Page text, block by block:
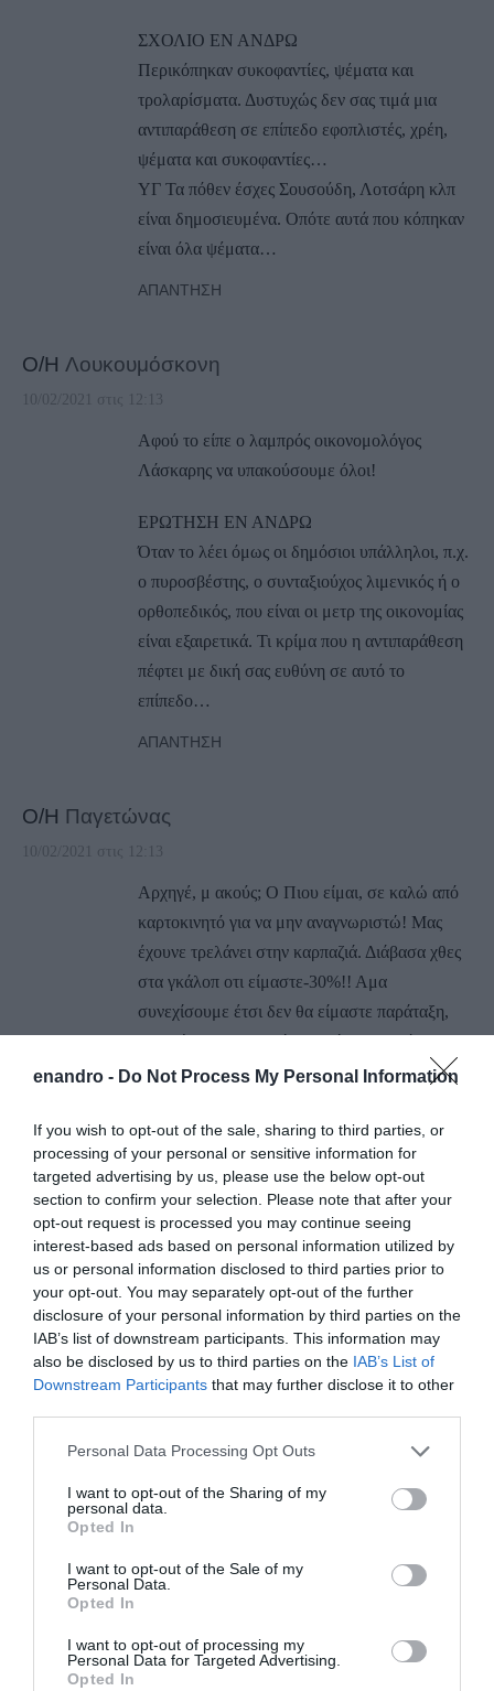
enandro - Do Not Process My Personal Information
If you wish to opt-out of the sale, sharing to third parties, or
processing of your personal or sensitive information for
targeted advertising by us, please use the below opt-out
section to confirm your selection. Please note that after your
opt-out request is processed you may continue seeing
interest-based ads based on personal information utilized by
us or personal information disclosed to third parties prior to
your opt-out. You may separately opt-out of the further
disclosure of your personal information by third parties on the
IAB’s list of downstream participants. This information may
also be disclosed by us to third parties on the IAB’s List of
Downstream Participants that may further disclose it to other
Please note that this website/app uses one or more Google
not limited to your visit or usage behaviour. You may click to
grant or deny consent to Google and its third-party tags to
use your data for below specified purposes in below Google
consent section.
Personal Data Processing Opt Outs
I want to opt-out of the Sharing of my
personal data.
Opted In
I want to opt-out of the Sale of my
Personal Data.
Opted In
I want to opt-out of processing my
Personal Data for Targeted Advertising.
Opted In
ΣΧΟΛΙΟ ΕΝ ΑΝΔΡΩ
Περικόπηκαν συκοφαντίες, ψέματα και
τρολαρίσματα. Δυστυχώς δεν σας τιμά μια
αντιπαράθεση σε επίπεδο εφοπλιστές, χρέη,
ψέματα και συκοφαντίες…
ΥΓ Τα πόθεν έσχες Σουσούδη, Λοτσάρη κλπ
είναι δημοσιευμένα. Οπότε αυτά που κόπηκαν
είναι όλα ψέματα…
ΑΠΆΝΤΗΣΗ
Ο/Η Λουκουμόσκονη
10/02/2021 στις 12:13
Αφού το είπε ο λαμπρός οικονομολόγος
Λάσκαρης να υπακούσουμε όλοι!
ΕΡΩΤΗΣΗ ΕΝ ΑΝΔΡΩ
Όταν το λέει όμως οι δημόσιοι υπάλληλοι, π.χ.
ο πυροσβέστης, ο συνταξιούχος λιμενικός ή ο
ορθοπεδικός, που είναι οι μετρ της οικονομίας
είναι εξαιρετικά. Τι κρίμα που η αντιπαράθεση
πέφτει με δική σας ευθύνη σε αυτό το
επίπεδο…
ΑΠΆΝΤΗΣΗ
Ο/Η Παγετώνας
10/02/2021 στις 12:13
Αρχηγέ, μ ακούς; Ο Πιου είμαι, σε καλώ από
καρτοκινητό για να μην αναγνωριστώ! Μας
έχουνε τρελάνει στην καρπαζιά. Διάβασα χθες
στα γκάλοπ οτι είμαστε-30%!! Αμα
συνεχίσουμε έτσι δεν θα είμαστε παράταξη,
μείον…..
δεν ψηφίσανε τον προϋπολογισμό του 2016
και διάβασα και αυτά που τους έγραψες!! Τους
τελείωσες!!
Μόνο ξέχασες οτι και οι δικοί μας δεν
ψηφίσανε τον ισολογισμό της δικής σου
θητείας……και οι συνέταιροι μας, αυτοι του
Γιάννη ψηφίσανε λευκό!!
Αλλά μην το λες, δεν το χουνε πάρει είδηση οι
Καβουραιοι !!
Και σήμερα βγήκε και ο άλλος Δημήτρης και
θα κάνουμε δικό μας Οργανισμό Πτυχιούχων
και Αριστοκρατών!! Εμ τι; Μ αυτούς δεν
κάνουμε τιποτα!! Να μάθουνε. Και έργα εμείς
σαν κι αυτά που κάναμε όταν διοικούσαμε…..
μονάδες!! Θα σου γράψω μόλις εχω νεότερα.